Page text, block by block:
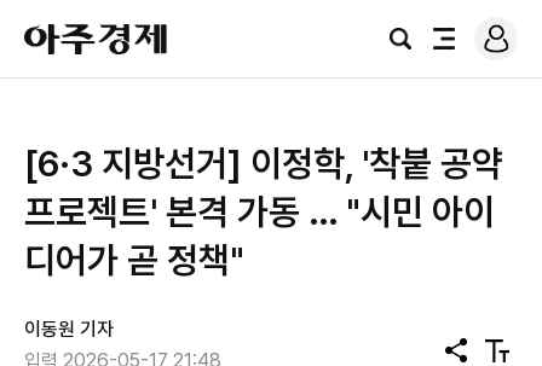
아
주
경
검
전
로
그
[6·3 지방선거] 이정학, '착붙 공약
프로젝트' 본격 가동 … "시민 아이
디어가 곧 정책"
이동원 기자
입력 2026-05-17 21:48
공
텍